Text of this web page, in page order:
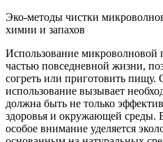
Эко-методы чистки
химии и запахов
Использование микроволновой
частью повседневной жизни,
согреть или приготовить пищу.
использование вызывает
должна быть не только
здоровья и окружающей среды.
особое внимание уделяется